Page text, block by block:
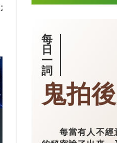
是機械人天才
每
日
一
詞
鬼拍
每當有人不經